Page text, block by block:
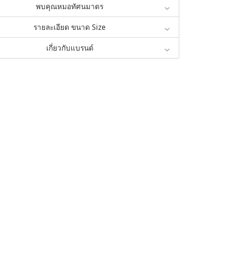
พบคุณหมอทัศนมาตร
รายละเอียด ขนาด Size
เกี่ยวกับแบรนด์